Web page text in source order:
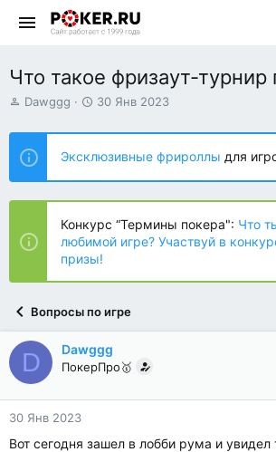
Что такое фризаут-турнир
А
т
о
р
т
е
ы
Dawggg
Д
т
н
а
ч
л
а
30 Янв 2023
Эксклюзивные фрироллы для
Конкурс “Термины покера": Что
любимой игре? Участвуй в
призы!
Вопросы по игре
D Dawggg
ПокерПро🥇
30 Янв 2023
Вот сегодня зашел в лобби рума и